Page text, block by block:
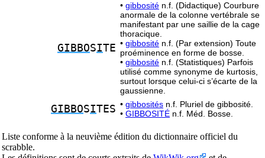
GIBBOSITE
• gibbosité n.f. (Didactique) Courbure
anormale de la colonne vertébrale se
manifestant par une saillie de la cage
thoracique.
• gibbosité n.f. (Par extension) Toute
proéminence en forme de bosse.
• gibbosité n.f. (Statistiques) Parfois
utilisé comme synonyme de kurtosis,
surtout lorsque celui-ci s’écarte de la
gaussienne.
GIBBOSITES • gibbosités n.f. Pluriel de gibbosité.
• GIBBOSITÉ n.f. Méd. Bosse.
Liste conforme à la neuvième édition du dictionnaire officiel du
scrabble.